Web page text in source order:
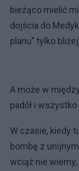
bieżąco mielić
dojścia do
planu" tylko
A może w
padół i
W czasie, kiedy
bombę z
wciąż nie